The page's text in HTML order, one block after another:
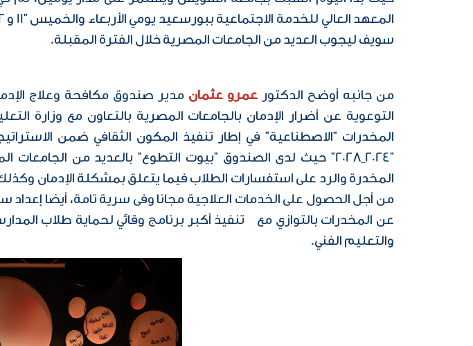
سويف ليجوب العديد من الجامعات المصرية خلال الفترة المقبلة.
من جانبه أوضح الدكتورعمرو عثمان مدير صندوق مكافحة وعلاج
التوعوية عن أضرار الإدمان بالجامعات المصرية بالتعاون مع وزارة
المخدرات "الاصطناعية" في إطار تنفيذ المكون الثقافي ضمن
"2024_2028" حيث لدى الصندوق "بيوت التطوع" بالعديد من
من أجل الحصول على الخدمات العلاجية مجانا وفى سرية تامة، أيضا
عن المخدرات بالتوازي مع تنفيذ أكبر برنامج وقائي لحماية طلاب المدارس
والتعليم الفني.